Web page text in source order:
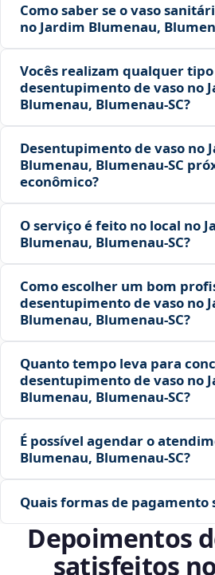
Como saber se o vaso
no Jardim Blumenau,
Vocês realizam qualquer
desentupimento de vaso no
Blumenau, Blumenau‑SC?
Desentupimento de vaso no
Blumenau, Blumenau‑SC
econômico?
O serviço é feito no local no
Blumenau, Blumenau‑SC?
Como escolher um bom
desentupimento de vaso no
Blumenau, Blumenau‑SC?
Quanto tempo leva para
desentupimento de vaso no
Blumenau, Blumenau‑SC?
É possível agendar o
Blumenau, Blumenau‑SC?
Quais formas de pagamento
Depoimentos
satisfeitos